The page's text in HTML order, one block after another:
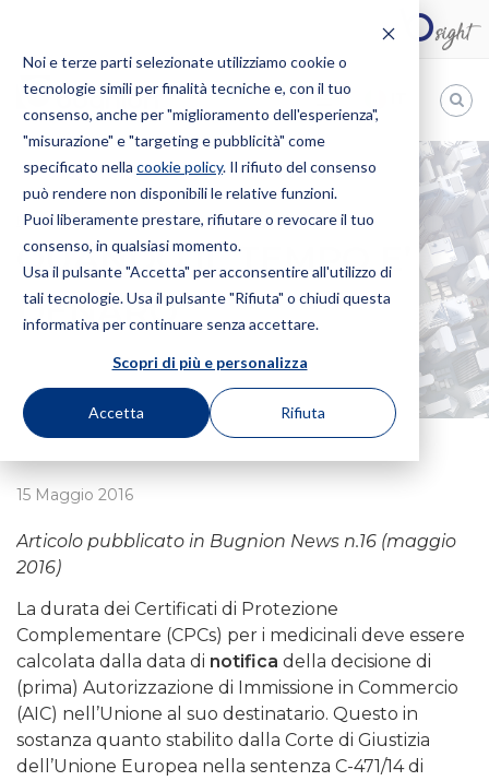
Noi e terze parti selezionate utilizziamo cookie o
tecnologie simili per finalità tecniche e, con il tuo
consenso, anche per "miglioramento dell'esperienza",
"misurazione" e "targeting e pubblicità" come
specificato nella cookie policy. Il rifiuto del consenso
può rendere non disponibili le relative funzioni.
Puoi liberamente prestare, rifiutare o revocare il tuo
consenso, in qualsiasi momento.
Usa il pulsante "Accetta" per acconsentire all'utilizzo di
tali tecnologie. Usa il pulsante "Rifiuta" o chiudi questa
informativa per continuare senza accettare.
Scopri di più e personalizza
Accetta Rifiuta
Bugnion
The
way
HOME NEWS QUANDO IL TEMPO E’ DENARO
QUANDO IL TEMPO E’
DENARO
15 Maggio 2016
Articolo pubblicato in Bugnion News n.16 (maggio
2016)
La durata dei Certificati di Protezione
Complementare (CPCs) per i medicinali deve essere
calcolata dalla data di notifica della decisione di
(prima) Autorizzazione di Immissione in Commercio
(AIC) nell’Unione al suo destinatario. Questo in
sostanza quanto stabilito dalla Corte di Giustizia
dell’Unione Europea nella sentenza C-471/14 di